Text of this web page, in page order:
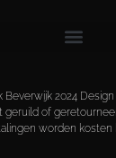
2024
geruild of
worden kosten